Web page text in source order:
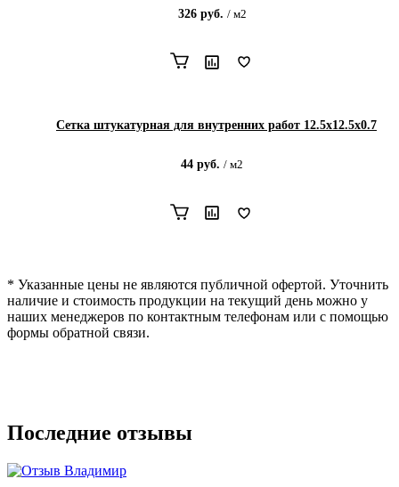
326руб. / м2
Сетка штукатурная для внутренних работ 12.5х12.5х0.7
44 руб. / м2
* Указанные цены не являются публичной офертой. Уточнить
наличие и стоимость продукции на текущий день можно у
наших менеджеров по контактным телефонам или с помощью
формы обратной связи.
Последние отзывы